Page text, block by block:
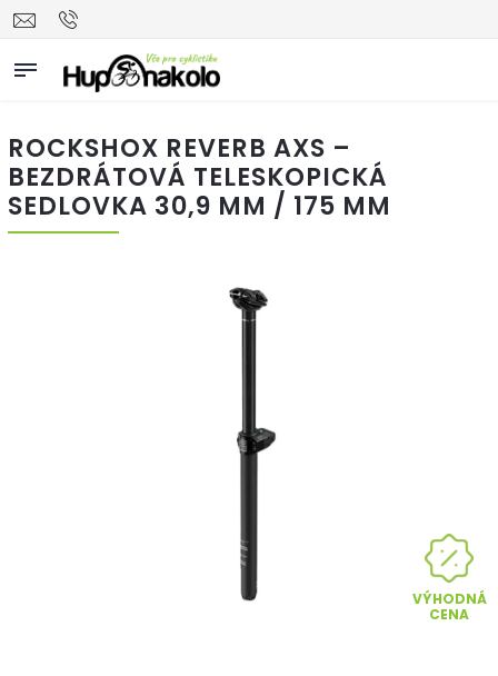
ROCKSHOX REVERB AXS –
BEZDRÁTOVÁ TELESKOPICKÁ
SEDLOVKA 30,9 MM / 175 MM
VÝHODNÁ
CENA